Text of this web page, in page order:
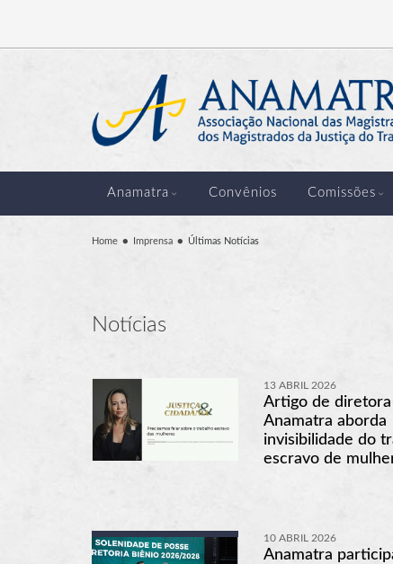
Anamatra Convênios Comissões
Home Imprensa Últimas Notícias
Notícias
13 ABRIL 2026
Artigo de diretora
Anamatra aborda
invisibilidade do
escravo de
10 ABRIL 2026
Anamatra